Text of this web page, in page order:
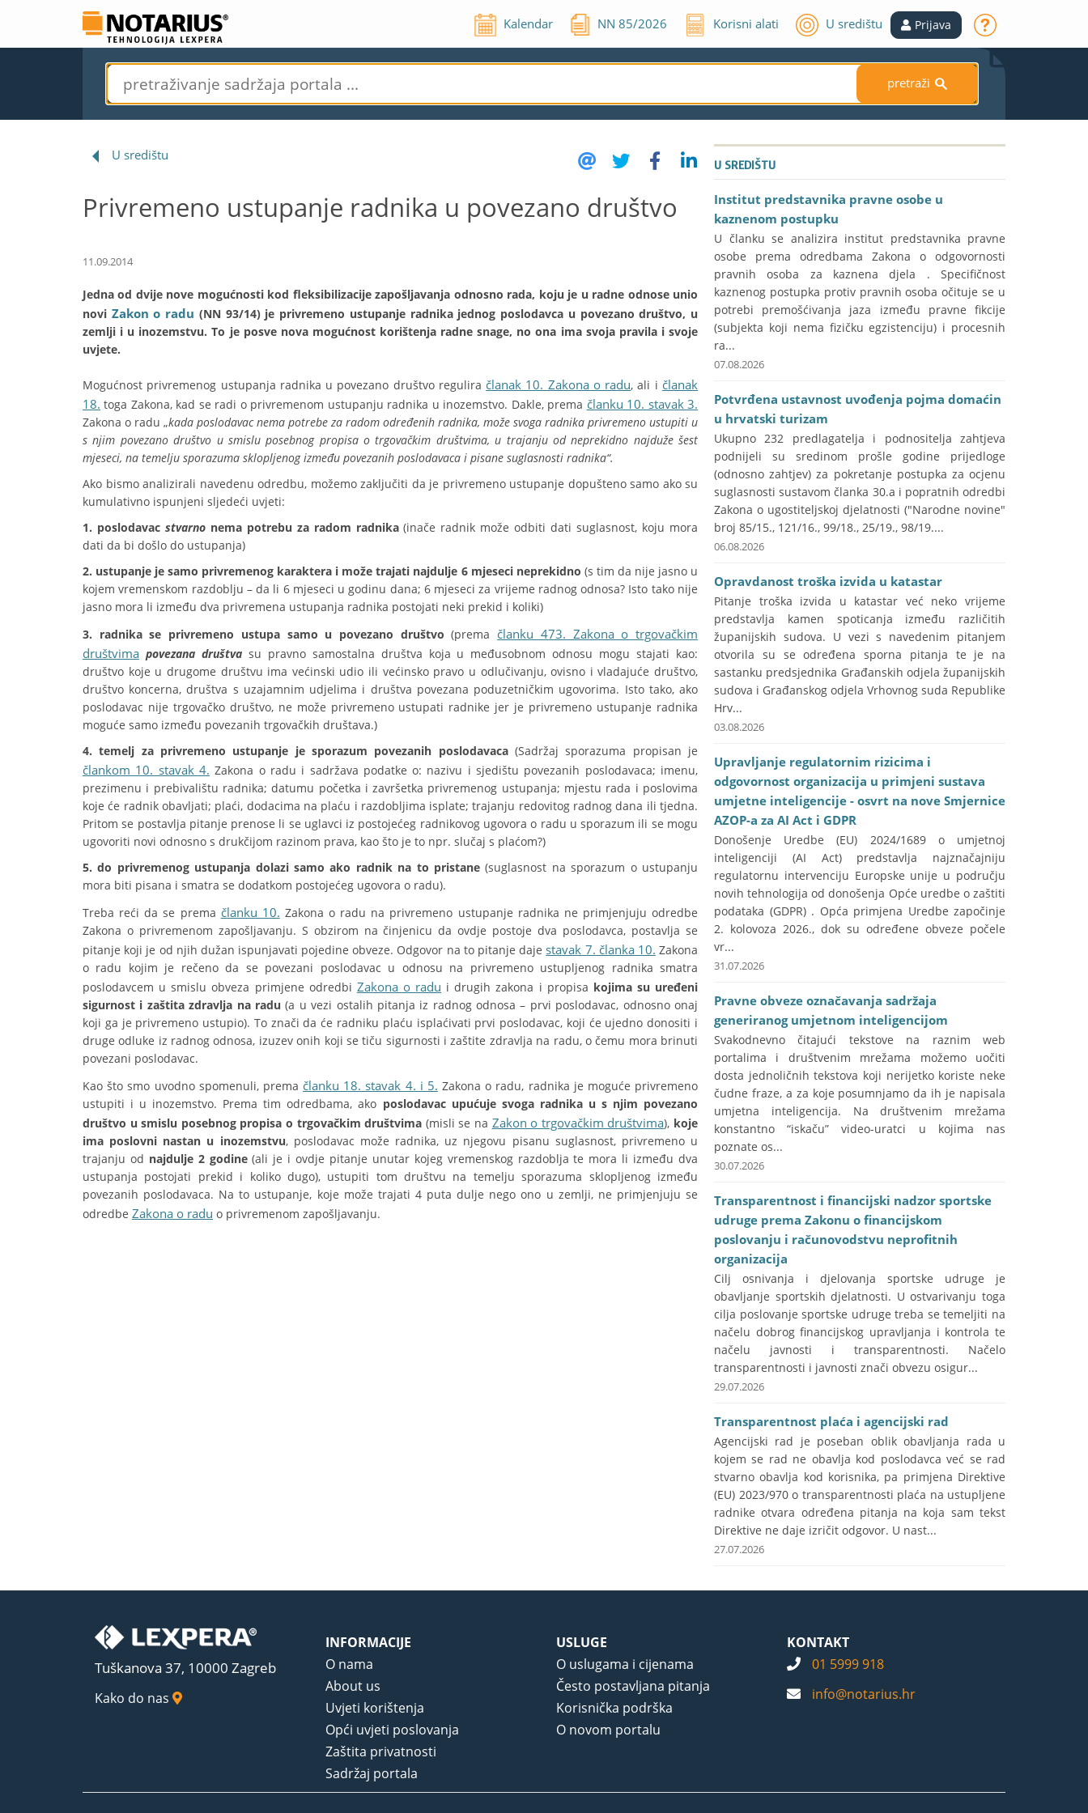
Kalendar NN85/2026 Korisni alati U središtu Prijava
pretraži S
U središtu
Privremeno ustupanje radnika u povezano društvo
11.09.2014
Jedna od dvije nove mogućnosti kod fleksibilizacije zapošljavanja odnosno rada, koju je u radne odnose unio
novi Zakon o radu (NN 93/14) je privremeno ustupanje radnika jednog poslodavca u povezano društvo, u
zemlji i u inozemstvu. To je posve nova mogućnost korištenja radne snage, no ona ima svoja pravila i svoje
uvjete.
Mogućnost privremenog ustupanja radnika u povezano društvo regulira članak 10. Zakona o radu, ali i članak
18. toga Zakona, kad se radi o privremenom ustupanju radnika u inozemstvo. Dakle, prema članku 10. stavak 3.
Zakona o radu „kada poslodavac nema potrebe za radom određenih radnika, može svoga radnika privremeno ustupiti u
s njim povezano društvo u smislu posebnog propisa o trgovačkim društvima, u trajanju od neprekidno najduže šest
mjeseci, na temelju sporazuma sklopljenog između povezanih poslodavaca i pisane suglasnosti radnika“.
Ako bismo analizirali navedenu odredbu, možemo zaključiti da je privremeno ustupanje dopušteno samo ako su
kumulativno ispunjeni sljedeći uvjeti:
1. poslodavac stvarno nema potrebu za radom radnika(inače radnik može odbiti dati suglasnost, koju mora
dati da bi došlo do ustupanja)
2. ustupanje je samo privremenog karaktera i može trajati najdulje 6 mjeseci neprekidno (s tim da nije jasno u
kojem vremenskom razdoblju – da li 6 mjeseci u godinu dana; 6 mjeseci za vrijeme radnog odnosa? Isto tako nije
jasno mora li između dva privremena ustupanja radnika postojati neki prekid i koliki)
3. radnika se privremeno ustupa samo u povezano društvo(prema članku 473. Zakona o trgovačkim
društvima povezana društva su pravno samostalna društva koja u međusobnom odnosu mogu stajati kao:
društvo koje u drugome društvu ima većinski udio ili većinsko pravo u odlučivanju, ovisno i vladajuće društvo,
društvo koncerna, društva s uzajamnim udjelima i društva povezana poduzetničkim ugovorima. Isto tako, ako
poslodavac nije trgovačko društvo, ne može privremeno ustupati radnike jer je privremeno ustupanje radnika
moguće samo između povezanih trgovačkih društava.)
4. temelj za privremeno ustupanje je sporazum povezanih poslodavaca (Sadržaj sporazuma propisan je
člankom 10. stavak 4. Zakona o radu i sadržava podatke o: nazivu i sjedištu povezanih poslodavaca; imenu,
prezimenu i prebivalištu radnika; datumu početka i završetka privremenog ustupanja; mjestu rada i poslovima
koje će radnik obavljati; plaći, dodacima na plaću i razdobljima isplate; trajanju redovitog radnog dana ili tjedna.
Pritom se postavlja pitanje prenose li se uglavci iz postojećeg radnikovog ugovora o radu u sporazum ili se mogu
ugovoriti novi odnosno s drukčijom razinom prava, kao što je to npr. slučaj s plaćom?)
5. do privremenog ustupanja dolazi samo ako radnik na to pristane(suglasnost na sporazum o ustupanju
mora biti pisana i smatra se dodatkom postojećeg ugovora o radu).
Treba reći da se prema članku 10. Zakona o radu na privremeno ustupanje radnika ne primjenjuju odredbe
Zakona o privremenom zapošljavanju. S obzirom na činjenicu da ovdje postoje dva poslodavca, postavlja se
pitanje koji je od njih dužan ispunjavati pojedine obveze. Odgovor na to pitanje dajestavak 7. članka 10. Zakona
o radu kojim je rečeno da se povezani poslodavac u odnosu na privremeno ustupljenog radnika smatra
poslodavcem u smislu obveza primjene odredbi Zakona o radu i drugih zakona i propisa kojima su uređeni
sigurnost i zaštita zdravlja na radu(a u vezi ostalih pitanja iz radnog odnosa – prvi poslodavac, odnosno onaj
koji ga je privremeno ustupio). To znači da će radniku plaću isplaćivati prvi poslodavac, koji će ujedno donositi i
druge odluke iz radnog odnosa, izuzev onih koji se tiču sigurnosti i zaštite zdravlja na radu, o čemu mora brinuti
povezani poslodavac.
Kao što smo uvodno spomenuli, prema članku 18. stavak 4. i 5. Zakona o radu, radnika je moguće privremeno
ustupiti i u inozemstvo. Prema tim odredbama, ako poslodavac upućuje svoga radnika u s njim povezano
društvo u smislu posebnog propisa o trgovačkim društvima (misli se na Zakon o trgovačkim društvima), koje
ima poslovni nastan u inozemstvu, poslodavac može radnika, uz njegovu pisanu suglasnost, privremeno u
trajanju od najdulje 2 godine(ali je i ovdje pitanje unutar kojeg vremenskog razdoblja te mora li između dva
ustupanja postojati prekid i koliko dugo), ustupiti tom društvu na temelju sporazuma sklopljenog između
povezanih poslodavaca. Na to ustupanje, koje može trajati 4 puta dulje nego ono u zemlji, ne primjenjuju se
odredbe Zakona o radu o privremenom zapošljavanju.
U SREDIŠTU
Institut predstavnika pravne osobe u
kaznenom postupku
U članku se analizira institut predstavnika pravne
osobe prema odredbama Zakona o odgovornosti
pravnih osoba za kaznena djela . Specifičnost
kaznenog postupka protiv pravnih osoba očituje se u
potrebi premošćivanja jaza između pravne fikcije
(subjekta koji nema fizičku egzistenciju) i procesnih
ra...
07.08.2026
Potvrđena ustavnost uvođenja pojma domaćin
u hrvatski turizam
Ukupno 232 predlagatelja i podnositelja zahtjeva
podnijeli su sredinom prošle godine prijedloge
(odnosno zahtjev) za pokretanje postupka za ocjenu
suglasnosti sustavom članka 30.a i popratnih odredbi
Zakona o ugostiteljskoj djelatnosti ("Narodne novine"
broj 85/15., 121/16., 99/18., 25/19., 98/19....
06.08.2026
Opravdanost troška izvida u katastar
Pitanje troška izvida u katastar već neko vrijeme
predstavlja kamen spoticanja između različitih
županijskih sudova. U vezi s navedenim pitanjem
otvorila su se određena sporna pitanja te je na
sastanku predsjednika Građanskih odjela županijskih
sudova i Građanskog odjela Vrhovnog suda Republike
Hrv...
03.08.2026
Upravljanje regulatornim rizicima i
odgovornost organizacija u primjeni sustava
umjetne inteligencije - osvrt na nove Smjernice
AZOP-a za AI Act i GDPR
Donošenje Uredbe (EU) 2024/1689 o umjetnoj
inteligenciji (AI Act) predstavlja najznačajniju
regulatornu intervenciju Europske unije u području
novih tehnologija od donošenja Opće uredbe o zaštiti
podataka (GDPR) . Opća primjena Uredbe započinje
2. kolovoza 2026., dok su određene obveze počele
vr...
31.07.2026
Pravne obveze označavanja sadržaja
generiranog umjetnom inteligencijom
Svakodnevno čitajući tekstove na raznim web
portalima i društvenim mrežama možemo uočiti
dosta jednoličnih tekstova koji nerijetko koriste neke
čudne fraze, a za koje posumnjamo da ih je napisala
umjetna inteligencija. Na društvenim mrežama
konstantno “iskaču” video-uratci u kojima nas
poznate os...
30.07.2026
Transparentnost i financijski nadzor sportske
udruge prema Zakonu o financijskom
poslovanju i računovodstvu neprofitnih
organizacija
Cilj osnivanja i djelovanja sportske udruge je
obavljanje sportskih djelatnosti. U ostvarivanju toga
cilja poslovanje sportske udruge treba se temeljiti na
načelu dobrog financijskog upravljanja i kontrola te
načelu javnosti i transparentnosti. Načelo
transparentnosti i javnosti znači obvezu osigur...
29.07.2026
Transparentnost plaća i agencijski rad
Agencijski rad je poseban oblik obavljanja rada u
kojem se rad ne obavlja kod poslodavca već se rad
stvarno obavlja kod korisnika, pa primjena Direktive
(EU) 2023/970 o transparentnosti plaća na ustupljene
radnike otvara određena pitanja na koja sam tekst
Direktive ne daje izričit odgovor. U nast...
27.07.2026
Tuškanova 37, 10000 Zagreb
Kako do nas
INFORMACIJE
O nama
About us
Uvjeti korištenja
Opći uvjeti poslovanja
Zaštita privatnosti
Sadržaj portala
USLUGE
O uslugama i cijenama
Često postavljana pitanja
Korisnička podrška
O novom portalu
KONTAKT
01 5999 918
info@notarius.hr